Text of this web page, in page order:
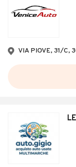
VIA PIOVE, 31/C,